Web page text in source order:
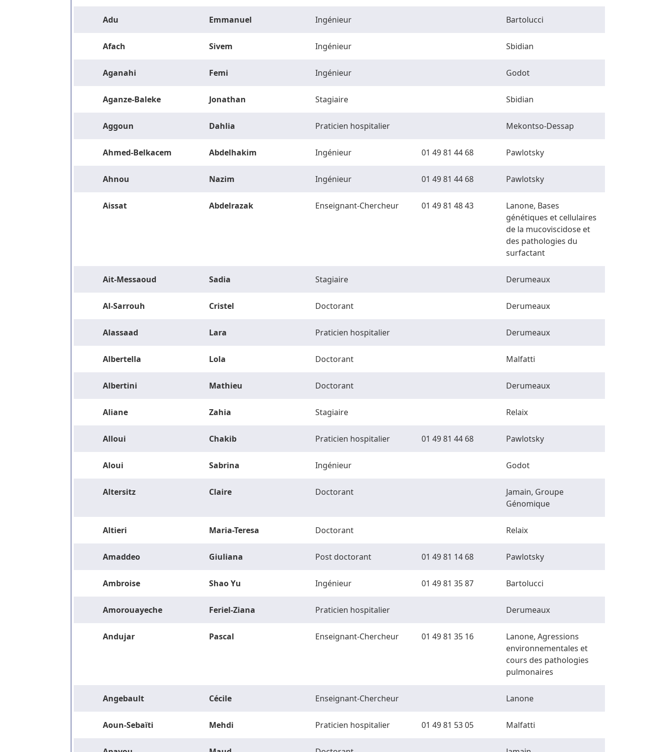
Adu Emmanuel Ingénieur Bartolucci
Afach Sivem Ingénieur Sbidian
Aganahi Femi Ingénieur Godot
Aganze-Baleke Jonathan Stagiaire Sbidian
Aggoun Dahlia Praticien hospitalier Mekontso-Dessap
Ahmed-Belkacem Abdelhakim Ingénieur 01 49 81 44 68 Pawlotsky
Ahnou Nazim Ingénieur 01 49 81 44 68 Pawlotsky
Aissat Abdelrazak Enseignant-Chercheur 01 49 81 48 43
Lanone, Bases
génétiques et cellulaires
de la mucoviscidose et
des pathologies du
surfactant
Ait-Messaoud Sadia Stagiaire Derumeaux
Al-Sarrouh Cristel Doctorant Derumeaux
Alassaad Lara Praticien hospitalier Derumeaux
Albertella Lola Doctorant Malfatti
Albertini Mathieu Doctorant Derumeaux
Aliane Zahia Stagiaire Relaix
Alloui Chakib Praticien hospitalier 01 49 81 44 68 Pawlotsky
Aloui Sabrina Ingénieur Godot
Altersitz Claire Doctorant
Jamain, Groupe
Génomique
Altieri Maria-Teresa Doctorant Relaix
Amaddeo Giuliana Post doctorant 01 49 81 14 68 Pawlotsky
Ambroise Shao Yu Ingénieur 01 49 81 35 87 Bartolucci
Amorouayeche Feriel-Ziana Praticien hospitalier Derumeaux
Andujar Pascal Enseignant-Chercheur 01 49 81 35 16
Lanone, Agressions
environnementales et
cours des pathologies
pulmonaires
Angebault Cécile Enseignant-Chercheur Lanone
Aoun-Sebaïti Mehdi Praticien hospitalier 01 49 81 53 05 Malfatti